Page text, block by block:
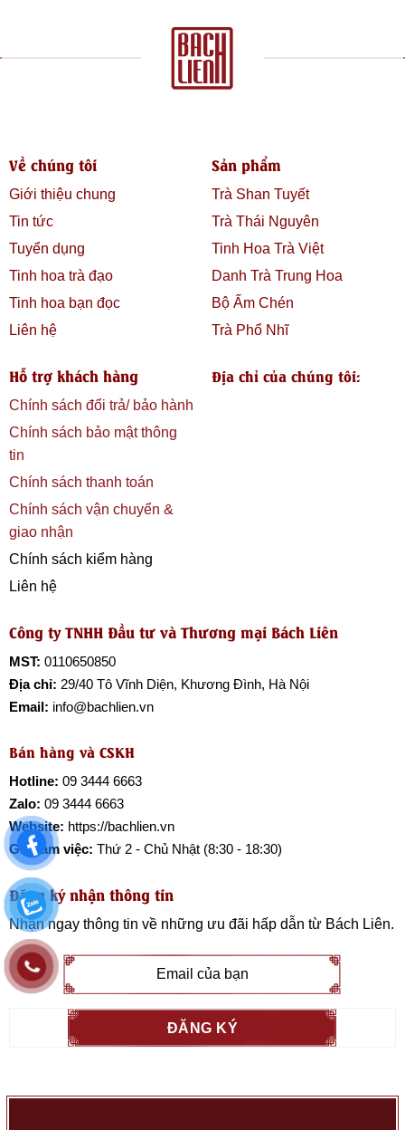
Về chúng tôi
Giới thiệu chung
Tin tức
Tuyển dụng
Tinh hoa trà đạo
Tinh hoa bạn đọc
Liên hệ
Sản phẩm
Trà Shan Tuyết
Trà Thái Nguyên
Tinh Hoa Trà Việt
Danh Trà Trung Hoa
Bộ Ấm Chén
Trà Phổ Nhĩ
Hỗ trợ khách hàng
Chính sách đổi trả/ bảo hành
Chính sách bảo mật thông
tin
Chính sách thanh toán
Chính sách vận chuyển &
giao nhận
Chính sách kiểm hàng
Liên hệ
Địa chỉ của chúng tôi:
Công ty TNHH Đầu tư và Thương mại Bách Liên
MST: 0110650850
Địa chỉ: 29/40 Tô Vĩnh Diện, Khương Đình, Hà Nội
Email: info@bachlien.vn
Bán hàng và CSKH
Hotline: 09 3444 6663
Zalo: 09 3444 6663
Website: https://bachlien.vn
Giờ làm việc: Thứ 2 - Chủ Nhật (8:30 - 18:30)
Đăng ký nhận thông tin
Nhận ngay thông tin về những ưu đãi hấp dẫn từ Bách Liên.